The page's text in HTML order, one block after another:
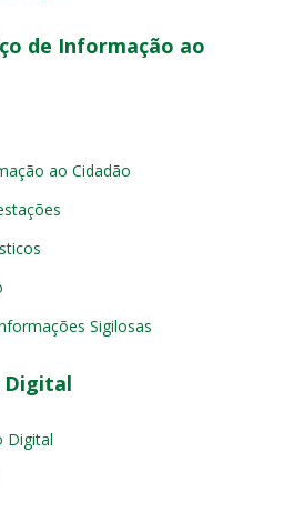
de Informação ao
ao Cidadão
Sigilosas
Digital
Digital